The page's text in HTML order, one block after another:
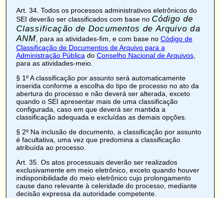
Art. 34. Todos os processos administrativos eletrônicos do
SEI deverão ser classificados com base no Código de
Classificação de Documentos de Arquivo da
ANM , para as atividades-fim, e com base no Código de
Classificação de Documentos de Arquivo para a
Administração Pública do Conselho Nacional de Arquivos,
para as atividades-meio.
§ 1º A classificação por assunto será automaticamente
inserida conforme a escolha do tipo de processo no ato da
abertura do processo e não deverá ser alterada, exceto
quando o SEI apresentar mais de uma classificação
configurada, caso em que deverá ser mantida a
classificação adequada e excluídas as demais opções.
§ 2º Na inclusão de documento, a classificação por assunto
é facultativa, uma vez que predomina a classificação
atribuída ao processo.
Art. 35. Os atos processuais deverão ser realizados
exclusivamente em meio eletrônico, exceto quando houver
indisponibilidade do meio eletrônico cujo prolongamento
cause dano relevante à celeridade do processo, mediante
decisão expressa da autoridade competente.